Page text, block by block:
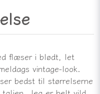
flæser i blødt, let
vintage-look.
bedst til størrelserne